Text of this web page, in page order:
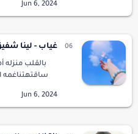
أياميوأنت لا
غياب - لينا
بالقلب منزله
ساقتهتناغمه
منشد لكن